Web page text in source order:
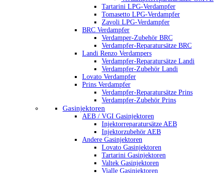
Tartarini LPG-Verdampfer
Tomasetto LPG-Verdampfer
Zavoli LPG-Verdampfer
BRC Verdampfer
Verdamper-Zubehör BRC
Verdampfer-Reparatursätze BRC
Landi Renzo Verdampers
Verdampfer-Reparatursätze Landi
Verdampfer-Zubehör Landi
Lovato Verdampfer
Prins Verdampfer
Verdampfer-Reparatursätze Prins
Verdampfer-Zubehör Prins
Gasinjektoren
AEB / VGI Gasinjektoren
Injektorreparatursätze AEB
Injektorzubehör AEB
Andere Gasinjektoren
Lovato Gasinjektoren
Tartarini Gasinjektoren
Valtek Gasinjektoren
Vialle Gasinjektoren